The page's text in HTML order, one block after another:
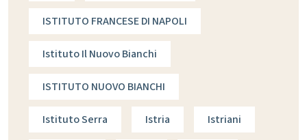
ISTITUTO FRANCESE DI NAPOLI
Istituto Il Nuovo Bianchi
ISTITUTO NUOVO BIANCHI
Istituto Serra Istria Istriani